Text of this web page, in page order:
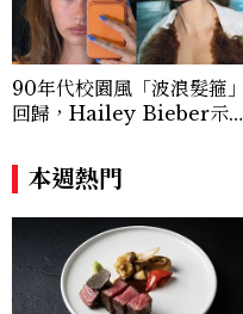
90年代校園風「波浪髮箍」
回歸，Hailey Bieber示範
u髮箍未開賣先爆紅！
本週熱門